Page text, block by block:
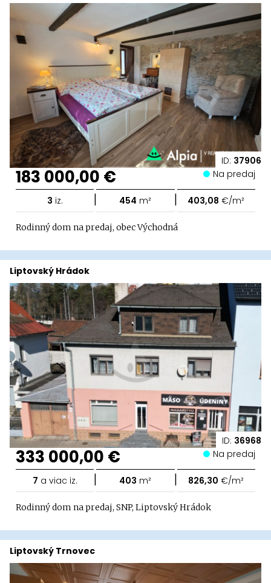
ID: 37906
183 000,00 € Na predaj
3 iz. | 454 m² | 403,08 €/m²
Rodinný dom na predaj, obec Východná
ID: 36968
Liptovský Hrádok
333 000,00 € Na predaj
7 a viac iz. | 403 m² | 826,30 €/m²
Rodinný dom na predaj, SNP, Liptovský Hrádok
Liptovský Trnovec